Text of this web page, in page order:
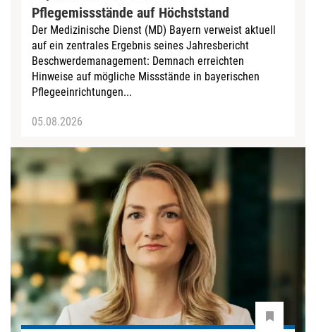
Pflegemissstände auf Höchststand
Der Medizinische Dienst (MD) Bayern verweist aktuell
auf ein zentrales Ergebnis seines Jahresbericht
Beschwerdemanagement: Demnach erreichten
Hinweise auf mögliche Missstände in bayerischen
Pflegeeinrichtungen...
05.08.2026